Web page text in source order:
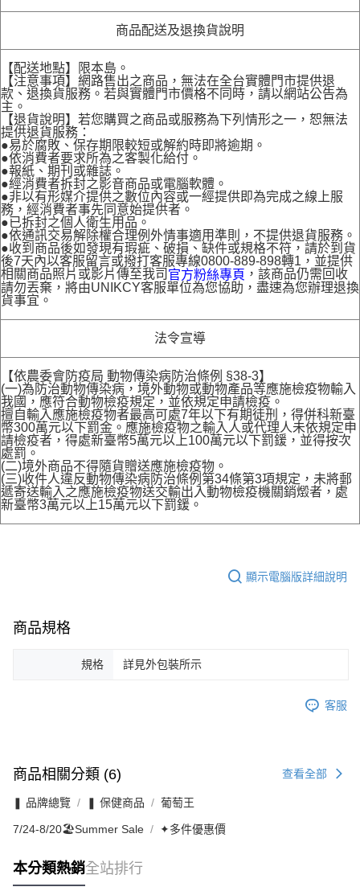
商品配送及退換貨說明
【配送地點】限本島。
【注意事項】網路售出之商品，無法在全台實體門市提供退
款、退換貨服務。若與實體門市價格不同時，請以網站公告為
主。
【退貨說明】若您購買之商品或服務為下列情形之一，恕無法
提供退貨服務：
●易於腐敗、保存期限較短或解約時即將逾期。
●依消費者要求所為之客製化給付。
●報紙、期刊或雜誌。
●經消費者拆封之影音商品或電腦軟體。
●非以有形媒介提供之數位內容或一經提供即為完成之線上服
務，經消費者事先同意始提供者。
●已拆封之個人衛生用品。
●依通訊交易解除權合理例外情事適用準則，不提供退貨服務。
●收到商品後如發現有瑕疵、破損、缺件或規格不符，請於到貨
後7天內以客服留言或撥打客服專線0800-889-898轉1，並提供
相關商品照片或影片傳至我司 官方粉絲專頁 ，該商品仍需回收
請勿丟棄，將由UNIKCY客服單位為您協助，盡速為您辦理退換
貨事宜。
法令宣導
【依農委會防疫局 動物傳染病防治條例 §38-3】
(一)為防治動物傳染病，境外動物或動物產品等應施檢疫物輸入
我國，應符合動物檢疫規定，並依規定申請檢疫。
擅自輸入應施檢疫物者最高可處7年以下有期徒刑，得併科新臺
幣300萬元以下罰金。應施檢疫物之輸入人或代理人未依規定申
請檢疫者，得處新臺幣5萬元以上100萬元以下罰鍰，並得按次
處罰。
(二)境外商品不得隨貨贈送應施檢疫物。
(三)收件人違反動物傳染病防治條例第34條第3項規定，未將郵
遞寄送輸入之應施檢疫物送交輸出入動物檢疫機關銷燬者，處
新臺幣3萬元以上15萬元以下罰鍰。
顯示電腦版詳細說明
商品規格
規格 詳見外包裝所示
客服
商品相關分類 (6) 查看全部
❚ 品牌總覽 ❚ 保健商品 葡萄王
7/24-8/20🏖️Summer Sale ✦多件優惠價
本分類熱銷全站排行